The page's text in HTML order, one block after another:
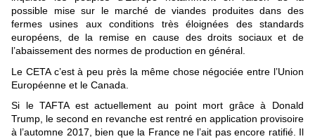
possible mise sur le marché de viandes produites dans des
fermes usines aux conditions très éloignées des standards
européens, de la remise en cause des droits sociaux et de
l’abaissement des normes de production en général.
Le CETA c’est à peu près la même chose négociée entre l’Union
Européenne et le Canada.
Si le TAFTA est actuellement au point mort grâce à Donald
Trump, le second en revanche est rentré en application provisoire
à l’automne 2017, bien que la France ne l’ait pas encore ratifié. Il